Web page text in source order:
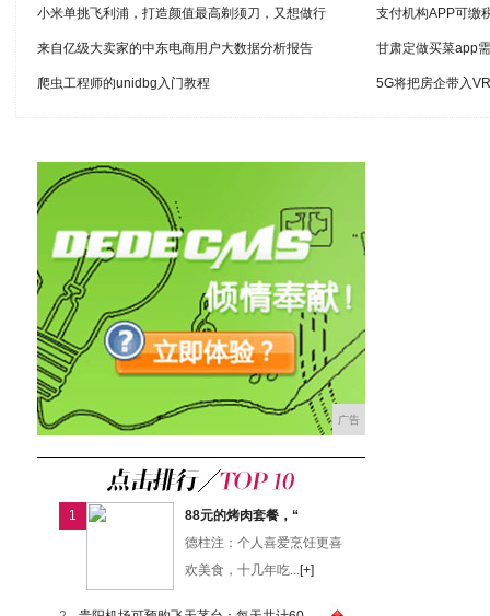
小米单挑飞利浦，打造颜值最高剃须刀，又想做行 支付机构APP可缴
来自亿级大卖家的中东电商用户大数据分析报告 甘肃定做买菜app
爬虫工程师的unidbg入门教程 5G将把房企带入
广告
1
88元的烤肉套餐，“
德柱注：个人喜爱烹饪更喜
欢美食，十几年吃...[+]